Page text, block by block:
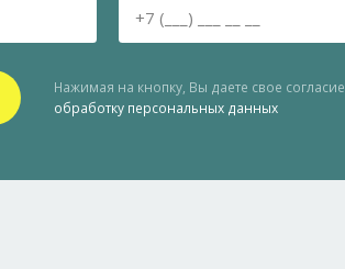
Нажимая на кнопку, Вы даете свое согласие
обработку персональных данных